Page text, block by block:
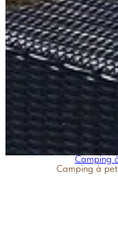
Camping
Camping à